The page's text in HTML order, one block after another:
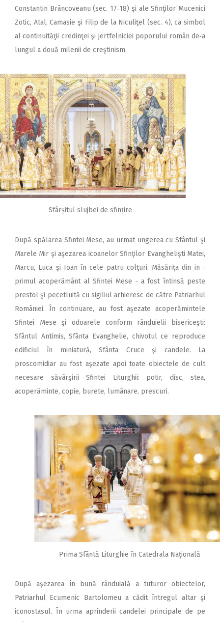
Constantin Brân­coveanu (sec. 17‑18) şi ale Sfin­ţilor Mucenici
Zotic, Atal, Camasie şi Filip de la Niculiţel (sec. 4), ca simbol
al con­tinuităţii credinţei şi jertfelniciei poporului român de‑a
lungul a două milenii de creştinism.
Sfârșitul slujbei de sfințire
După spălarea Sfintei Mese, au urmat ungerea cu Sfântul şi
Marele Mir şi aşezarea icoanelor Sfinţilor Evanghelişti Matei,
Marcu, Luca şi Ioan în cele patru colţuri. Măsăriţa din in ‑
primul acoperământ al Sfintei Mese ‑ a fost întinsă peste
prestol şi pecetluită cu sigiliul arhieresc de către Patriarhul
României. În continuare, au fost aşezate acoperămintele
Sfintei Mese şi odoarele conform rânduielii bisericeşti:
Sfântul Antimis, Sfânta Evanghelie, chivotul ce reproduce
edificiul în miniatură, Sfânta Cruce şi candele. La
proscomidiar au fost aşezate apoi toate obiectele de cult
necesare săvâr­şirii Sfintei Liturghii: potir, disc, stea,
acoperăminte, copie, burete, lumânare, prescuri.
Prima Sfântă Liturghie în Catedrala Națională
După aşezarea în bună rânduială a tuturor obiectelor,
Patriarhul Ecumenic Bartolomeu a cădit întregul altar şi
iconostasul. În urma aprinderii candelei principale de pe